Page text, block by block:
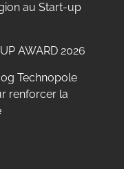
au Start-up
AWARD 2026
Technopole
renforcer la